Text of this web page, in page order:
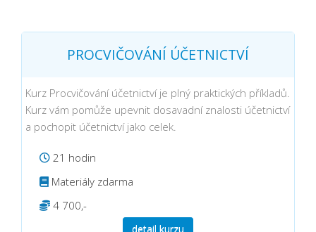
PROCVIČOVÁNÍ ÚČETNICTVÍ
Kurz Procvičování účetnictví je plný praktických příkladů.
Kurz vám pomůže upevnit dosavadní znalosti účetnictví
a pochopit účetnictví jako celek.
21 hodin
Materiály zdarma
4 700,-
detail kurzu